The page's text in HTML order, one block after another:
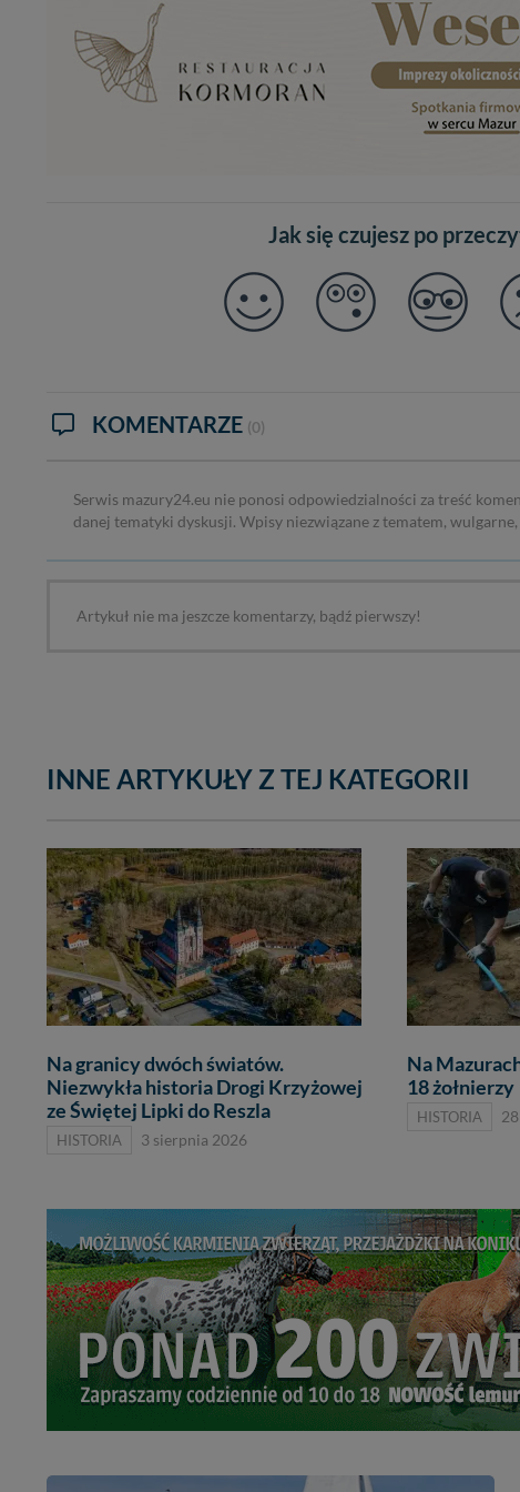
Jak się czujesz po
KOMENTARZE (0)
Serwis mazury24.eu nie ponosi odpowiedzialności za treść
danej tematyki dyskusji. Wpisy niezwiązane z tematem,
Artykuł nie ma jeszcze komentarzy, bądź pierwszy!
INNE ARTYKUŁY Z TEJ KATEGORII
Na granicy dwóch światów.
Niezwykła historia Drogi Krzyżowej
ze Świętej Lipki do Reszla
HISTORIA 3 sierpnia 2026
Na
18 żołnierzy
HISTORIA
W każdej chwili
przetwarzania.
informacji zawartych w
przypadkach nie
Dziękujemy, i życzmy